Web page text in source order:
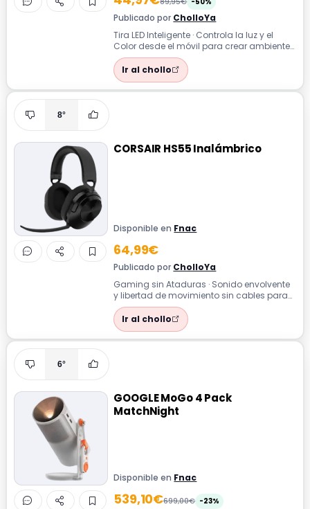
Publicado por CholloYa
Tira LED Inteligente · Controla la luz y el
Color desde el móvil para crear ambientes
únicos en cualquier rincón de c...
Ir al chollo
8°
CORSAIR HS55 Inalámbrico
Disponible en Fnac
64,99€
Publicado por CholloYa
Gaming sin Ataduras · Sonido envolvente
y libertad de movimiento sin cables para
sesiones de juego sin interrupciones...
Ir al chollo
6°
GOOGLE MoGo 4 Pack
MatchNight
Disponible en Fnac
539,10€699,00€ -23%